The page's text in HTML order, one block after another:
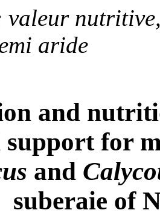
valeur
aride
and
support for
and
suberaie of